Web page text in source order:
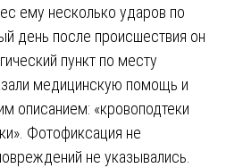
ему несколько ударов по
день после происшествия он
пункт по месту
медицинскую помощь и
описанием: «кровоподтеки
Фотофиксация не
не указывались.